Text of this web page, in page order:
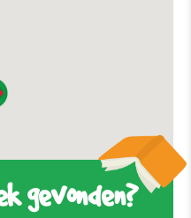
gevonden?